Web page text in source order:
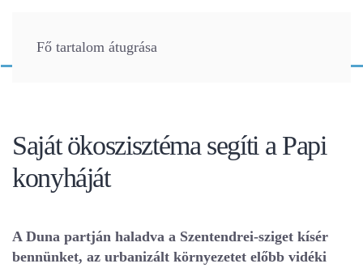
Fő tartalom átugrása
Saját ökoszisztéma segíti a Papi
konyháját
A Duna partján haladva a Szentendrei-sziget kísér
bennünket, az urbanizált környezetet előbb vidéki